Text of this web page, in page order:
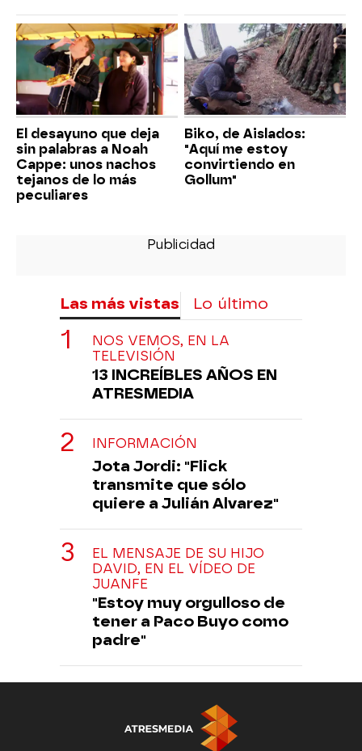
El desayuno que deja
sin palabras a Noah
Cappe: unos nachos
tejanos de lo más
peculiares
Biko, de Aislados:
"Aquí me estoy
convirtiendo en
Gollum"
Las más vistas Lo último
NOS VEMOS, EN LA
TELEVISIÓN
13 INCREÍBLES AÑOS EN
ATRESMEDIA
INFORMACIÓN
Jota Jordi: "Flick
transmite que sólo
quiere a Julián Alvarez"
EL MENSAJE DE SU HIJO
DAVID, EN EL VÍDEO DE
JUANFE
"Estoy muy orgulloso de
tener a Paco Buyo como
padre"